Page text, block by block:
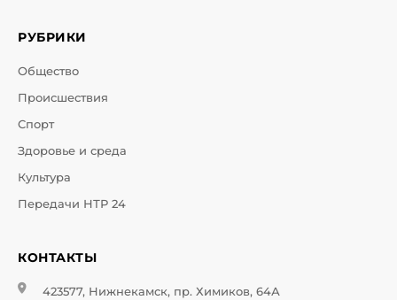
РУБРИКИ
Общество
Происшествия
Спорт
Здоровье и среда
Культура
Передачи НТР 24
КОНТАКТЫ
423577, Нижнекамск, пр. Химиков, 64А